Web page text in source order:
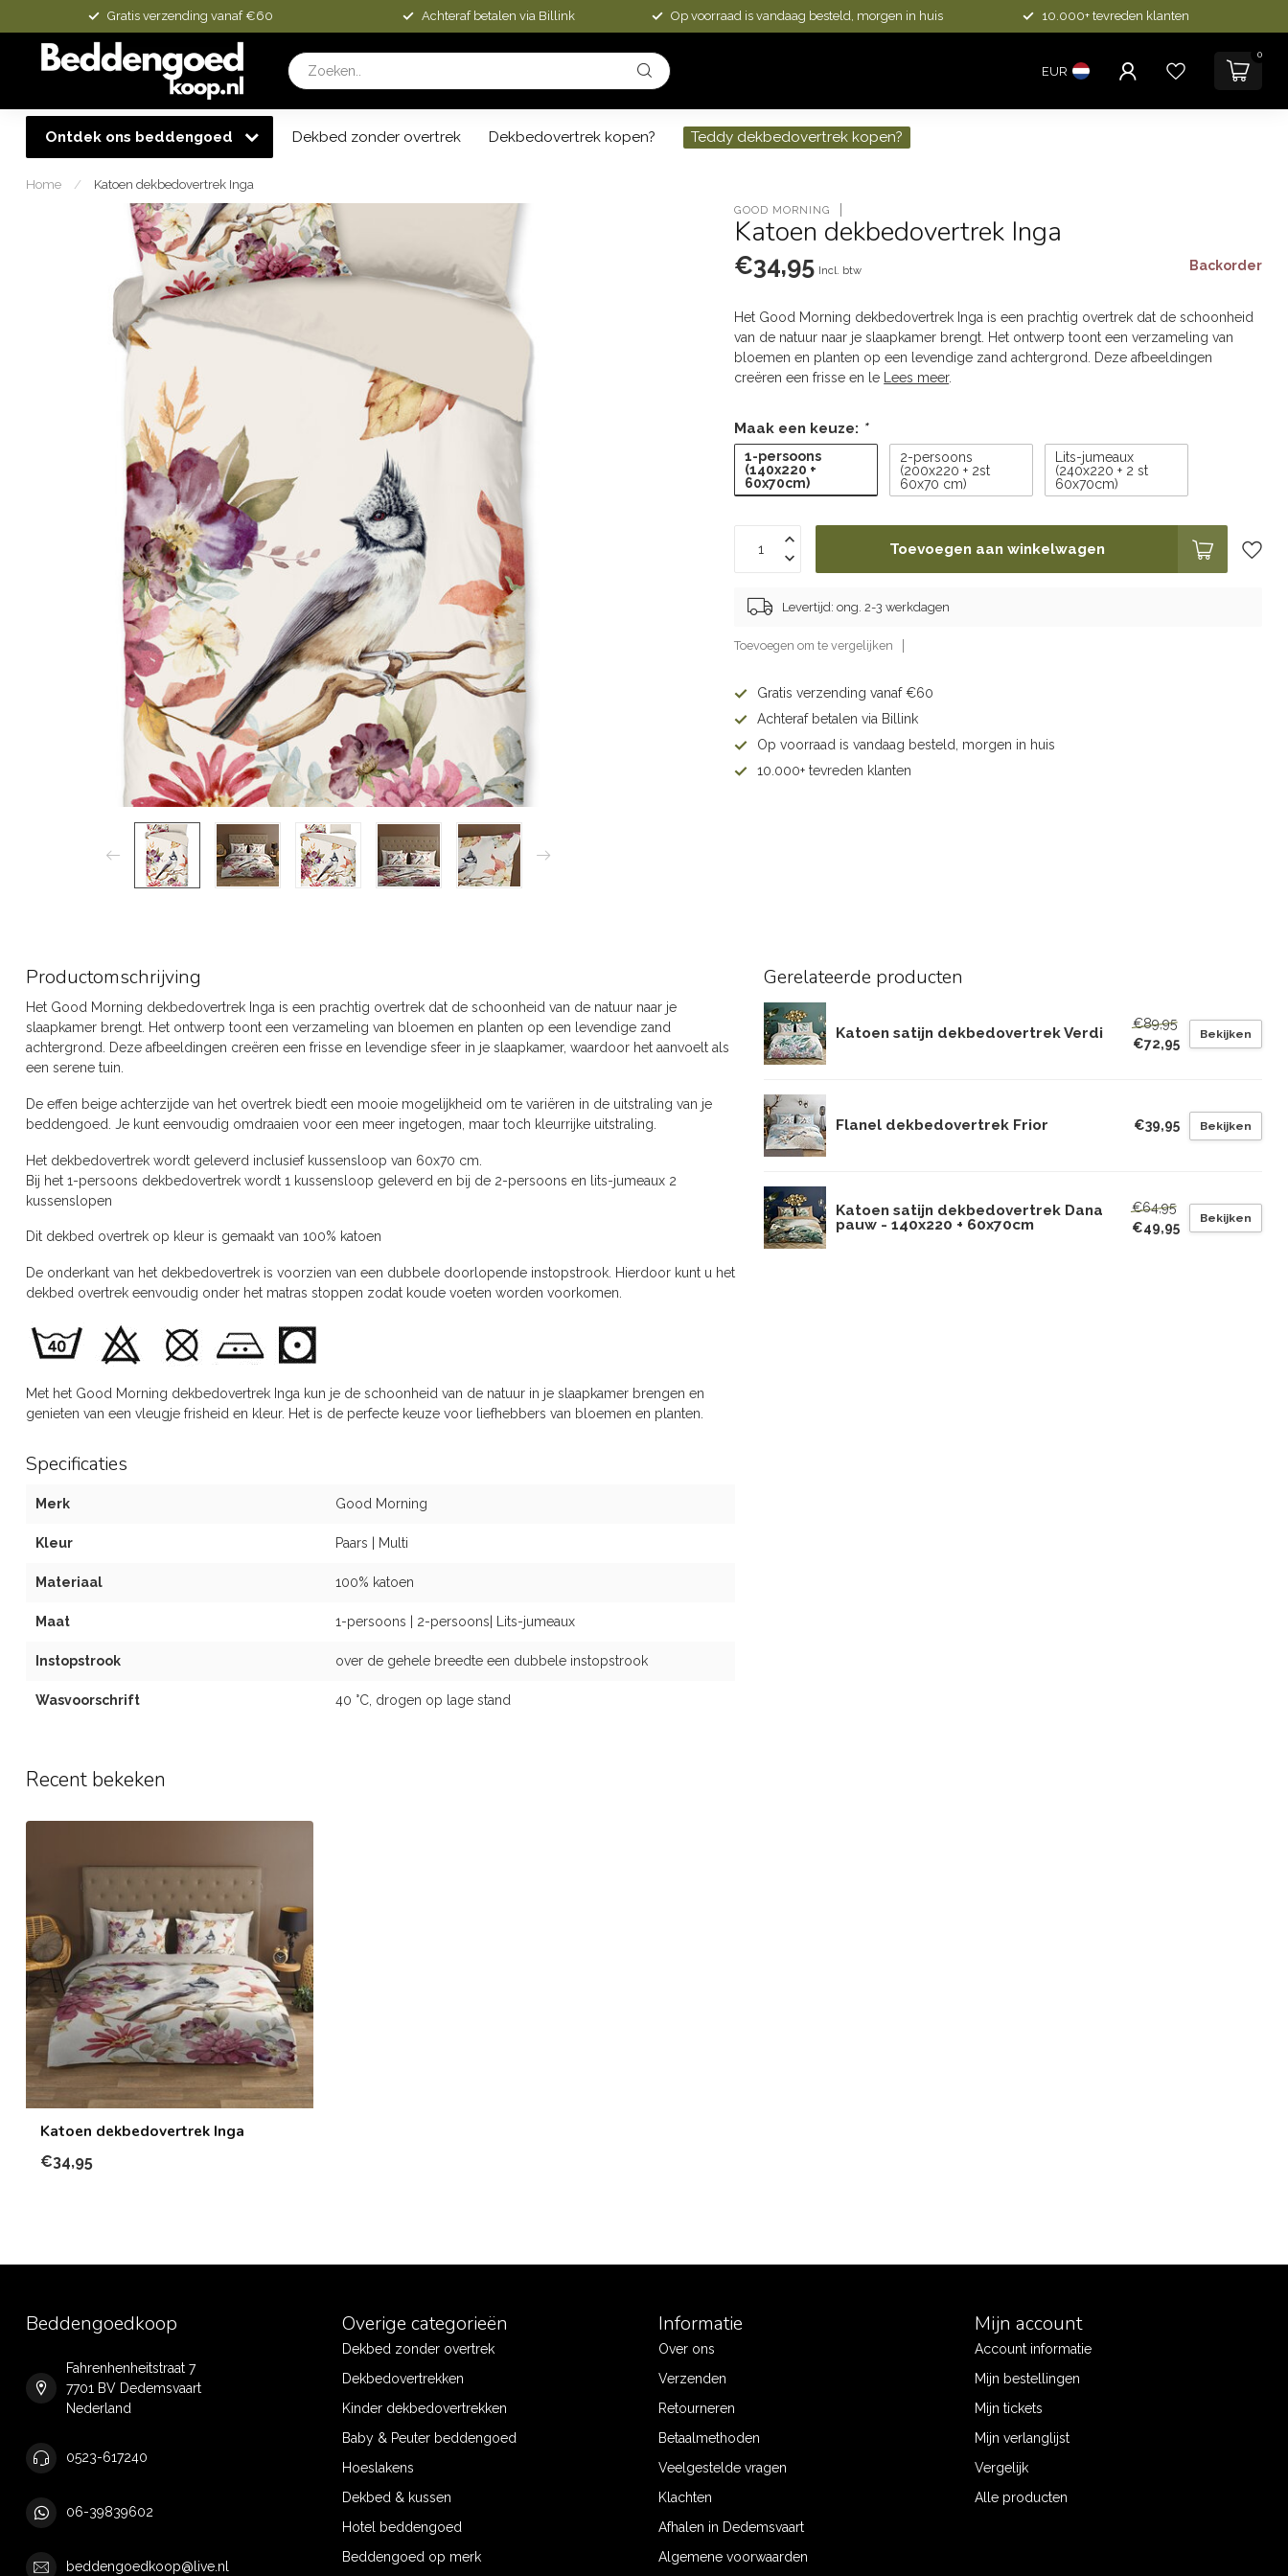
Gratis verzending vanaf €60 Achteraf betalen via Billink Op voorraad is vandaag besteld, morgen in huis 10.000+ tevreden klanten
EUR
0
Ontdek ons beddengoed Dekbed zonder overtrek Dekbedovertrek kopen? Teddy dekbedovertrek kopen?
Home / Katoen dekbedovertrek Inga
GOOD MORNING
Katoen dekbedovertrek Inga
€34,95 Incl. btw Backorder
Het Good Morning dekbedovertrek Inga is een prachtig overtrek dat de schoonheid
van de natuur naar je slaapkamer brengt. Het ontwerp toont een verzameling van
bloemen en planten op een levendige zand achtergrond. Deze afbeeldingen
creëren een frisse en le
Lees meer.
Maak een keuze: *
1-persoons
(140x220 +
60x70cm)
2-persoons
(200x220 + 2st
60x70 cm)
Lits-jumeaux
(240x220 + 2 st
60x70cm)
Toevoegen aan winkelwagen
Levertijd: ong. 2-3 werkdagen
Toevoegen om te vergelijken
Gratis verzending vanaf €60
Achteraf betalen via Billink
Op voorraad is vandaag besteld, morgen in huis
10.000+ tevreden klanten
Productomschrijving
Het Good Morning dekbedovertrek Inga is een prachtig overtrek dat de schoonheid van de natuur naar je
slaapkamer brengt. Het ontwerp toont een verzameling van bloemen en planten op een levendige zand
achtergrond. Deze afbeeldingen creëren een frisse en levendige sfeer in je slaapkamer, waardoor het aanvoelt als
een serene tuin.
De effen beige achterzijde van het overtrek biedt een mooie mogelijkheid om te variëren in de uitstraling van je
beddengoed. Je kunt eenvoudig omdraaien voor een meer ingetogen, maar toch kleurrijke uitstraling.
Het dekbedovertrek wordt geleverd inclusief kussensloop van 60x70 cm.
Bij het 1-persoons dekbedovertrek wordt 1 kussensloop geleverd en bij de 2-persoons en lits-jumeaux 2
kussenslopen
Dit dekbed overtrek op kleur is gemaakt van 100% katoen
De onderkant van het dekbedovertrek is voorzien van een dubbele doorlopende instopstrook. Hierdoor kunt u het
dekbed overtrek eenvoudig onder het matras stoppen zodat koude voeten worden voorkomen.
Met het Good Morning dekbedovertrek Inga kun je de schoonheid van de natuur in je slaapkamer brengen en
genieten van een vleugje frisheid en kleur. Het is de perfecte keuze voor liefhebbers van bloemen en planten.
Specificaties
Merk Good Morning
Kleur Paars | Multi
Materiaal 100% katoen
Maat 1-persoons | 2-persoons| Lits-jumeaux
Instopstrook over de gehele breedte een dubbele instopstrook
Wasvoorschrift 40 °C, drogen op lage stand
Gerelateerde producten
Katoen satijn dekbedovertrek Verdi
€89,95
€72,95
Bekijken
Flanel dekbedovertrek Frior €39,95 Bekijken
Katoen satijn dekbedovertrek Dana
pauw - 140x220 + 60x70cm
€64,95
€49,95
Bekijken
Recent bekeken
Katoen dekbedovertrek Inga
€34,95
Beddengoedkoop
Fahrenhenheitstraat 7
7701 BV Dedemsvaart
Nederland
0523-617240
06-39839602
beddengoedkoop@live.nl
Overige categorieën
Dekbed zonder overtrek
Dekbedovertrekken
Kinder dekbedovertrekken
Baby & Peuter beddengoed
Hoeslakens
Dekbed & kussen
Hotel beddengoed
Beddengoed op merk
Informatie
Over ons
Verzenden
Retourneren
Betaalmethoden
Veelgestelde vragen
Klachten
Afhalen in Dedemsvaart
Algemene voorwaarden
Mijn account
Account informatie
Mijn bestellingen
Mijn tickets
Mijn verlanglijst
Vergelijk
Alle producten